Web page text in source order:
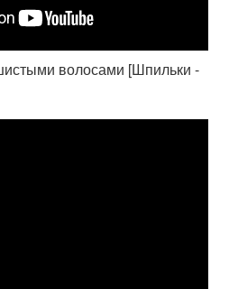
волосами [Шпильки -